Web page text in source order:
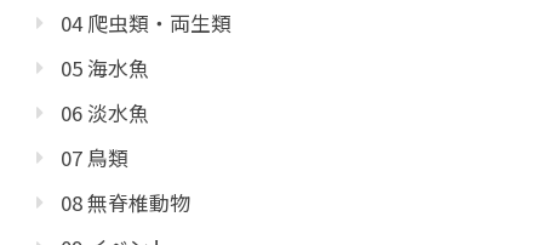
04 爬虫類・両生類
05 海水魚
06 淡水魚
07 鳥類
08 無脊椎動物